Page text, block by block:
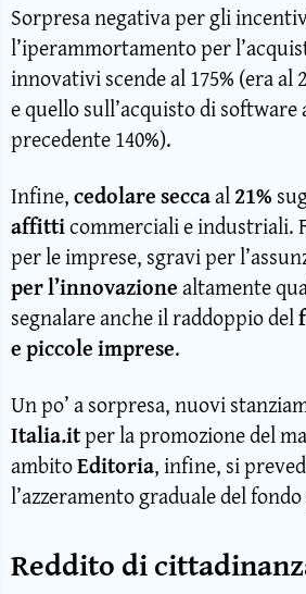
Sorpresa negativa per gli
l’iperammortamento per
innovativi scende al 175% (era al
e quello sull’acquisto di software
precedente 140%).
Infine,cedolare seccaal21%
affitticommerciali e industriali.
per le imprese, sgravi per
per l’innovazionealtamente
segnalare anche il raddoppio del
e piccole imprese.
Un po’ a sorpresa, nuovi
Italia.itper la promozione del
ambitoEditoria, infine, si
l’azzeramento graduale del
Reddito di